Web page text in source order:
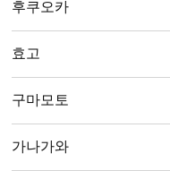
후쿠오카
효고
구마모토
가나가와